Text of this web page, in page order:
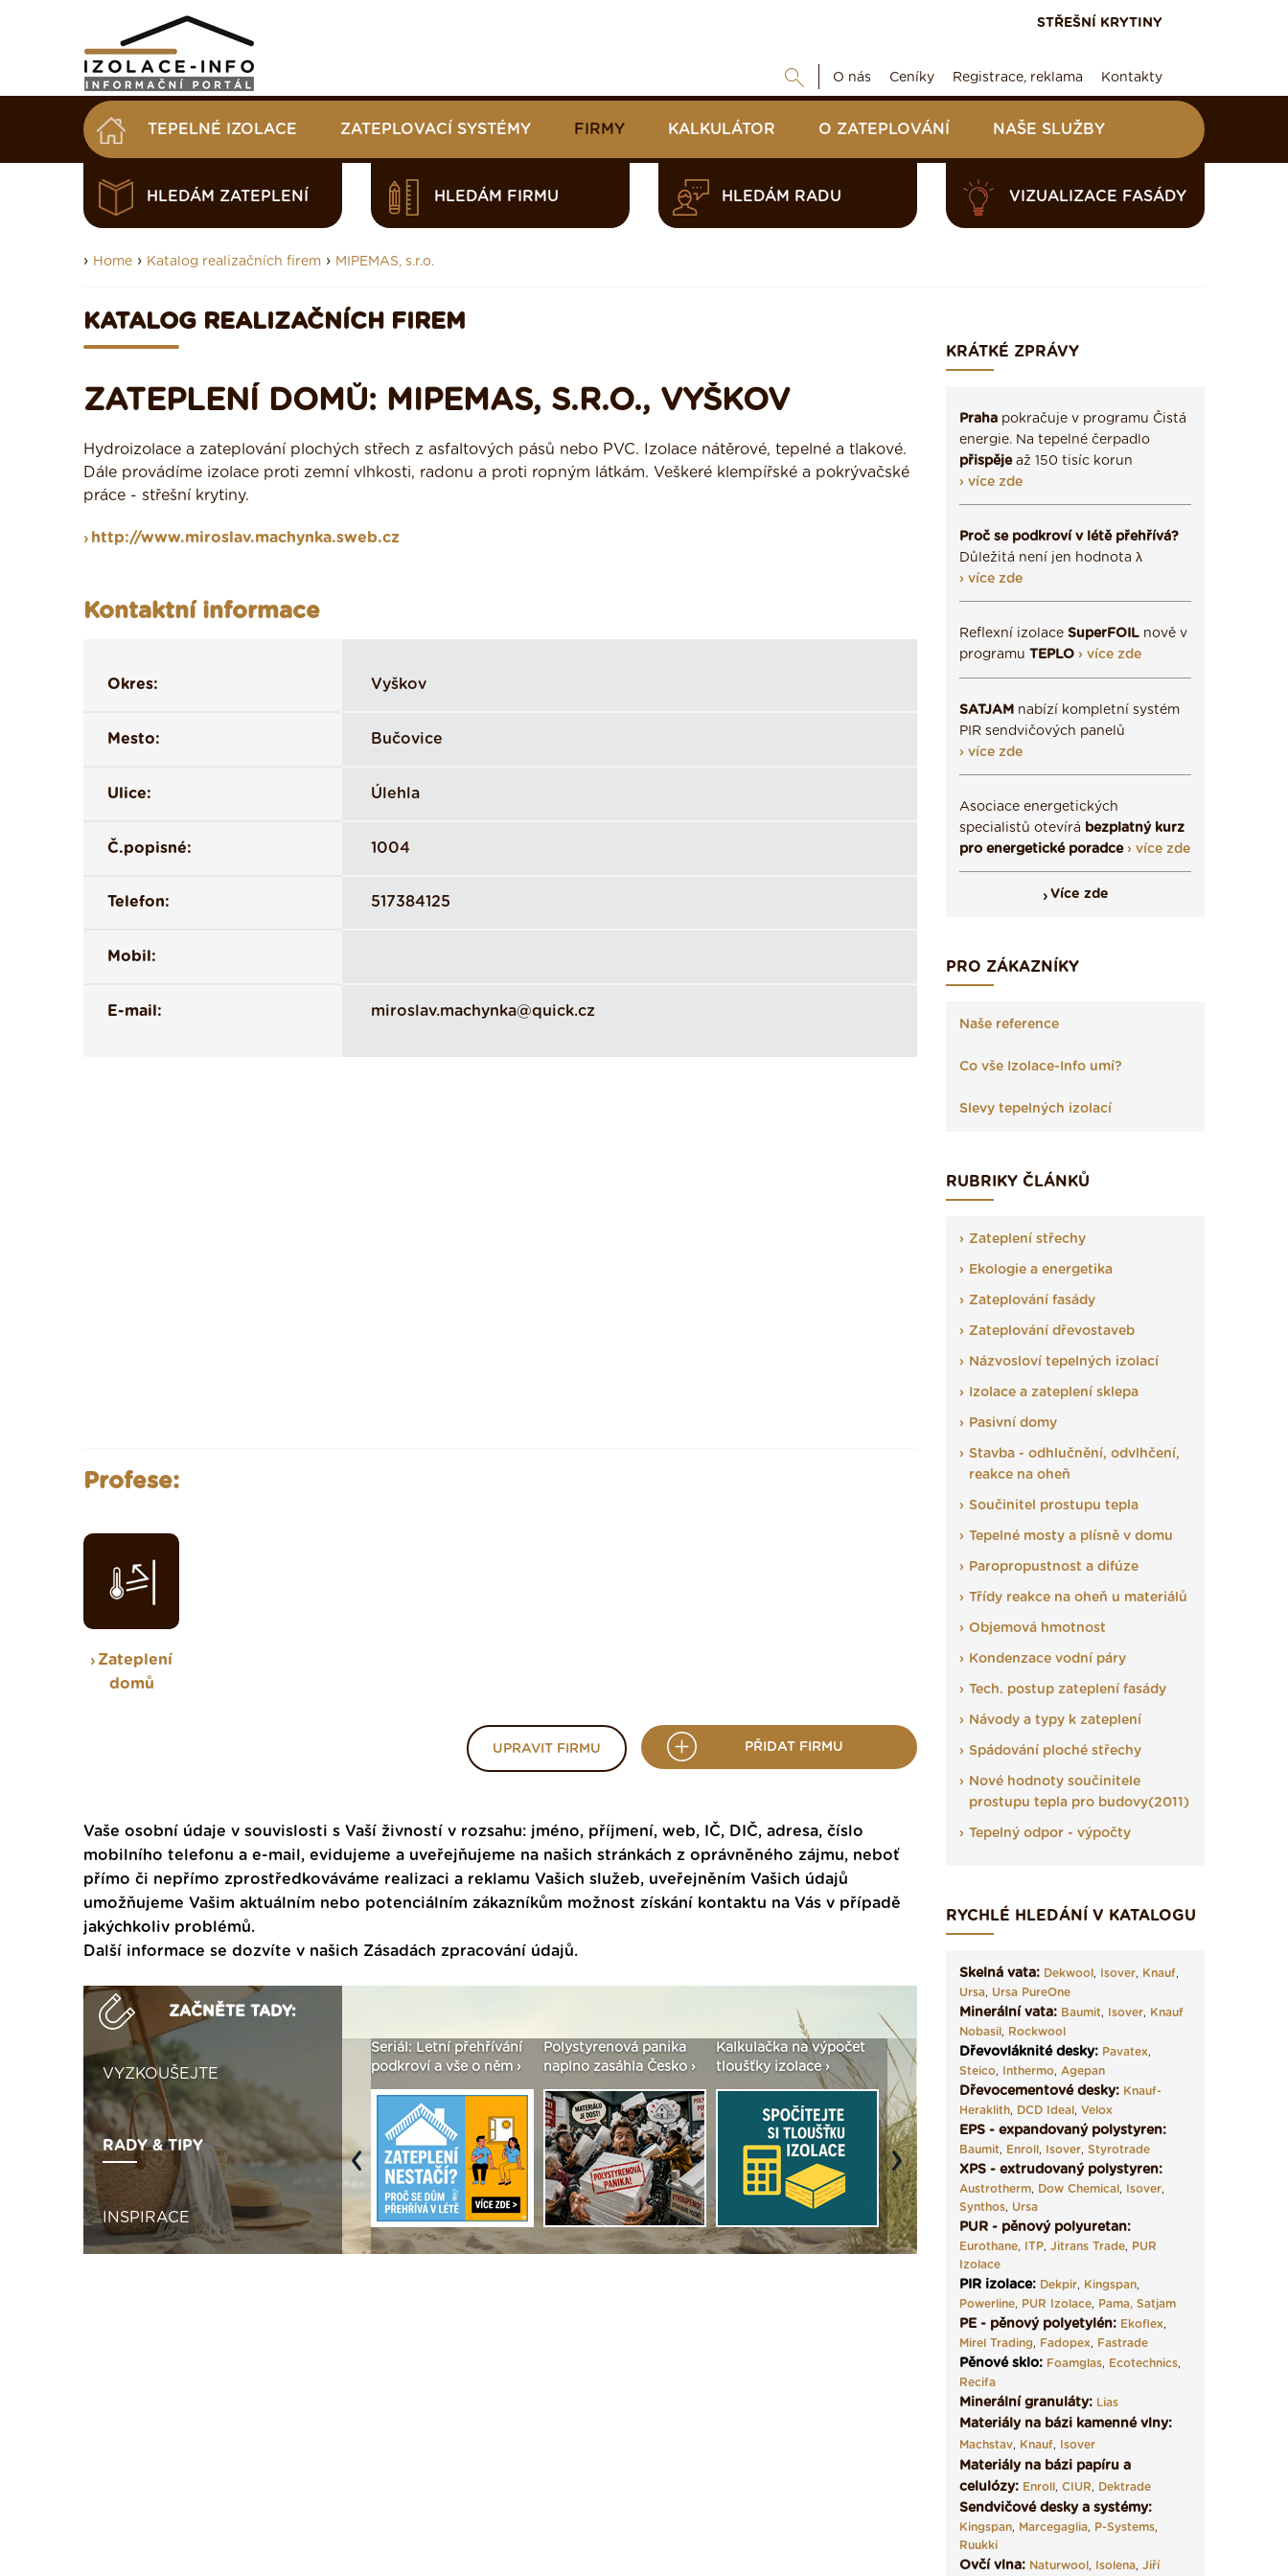
STŘEŠNÍ KRYTINY
O nás Ceníky Registrace, reklama Kontakty
TEPELNÉ IZOLACE ZATEPLOVACÍ SYSTÉMY FIRMY KALKULÁTOR O ZATEPLOVÁNÍ NAŠE SLUŽBY
HLEDÁM ZATEPLENÍ HLEDÁM FIRMU HLEDÁM RADU VIZUALIZACE FASÁDY
› Home › Katalog realizačních firem › MIPEMAS, s.r.o.
KATALOG REALIZAČNÍCH FIREM
ZATEPLENÍ DOMŮ: MIPEMAS, S.R.O., VYŠKOV
Hydroizolace a zateplování plochých střech z asfaltových pásů nebo PVC. Izolace nátěrové, tepelné a tlakové.
Dále provádíme izolace proti zemní vlhkosti, radonu a proti ropným látkám. Veškeré klempířské a pokrývačské
práce - střešní krytiny.
http://www.miroslav.machynka.sweb.cz
Kontaktní informace
Okres: Vyškov
Mesto: Bučovice
Ulice: Úlehla
Č.popisné: 1004
Telefon: 517384125
Mobil:
E-mail: miroslav.machynka@quick.cz
Profese:
Zateplení
domů
UPRAVIT FIRMU PŘIDAT FIRMU
Vaše osobní údaje v souvislosti s Vaší živností v rozsahu: jméno, příjmení, web, IČ, DIČ, adresa, číslo
mobilního telefonu a e-mail, evidujeme a uveřejňujeme na našich stránkách z oprávněného zájmu, neboť
přímo či nepřímo zprostředkováváme realizaci a reklamu Vašich služeb, uveřejněním Vašich údajů
umožňujeme Vašim aktuálním nebo potenciálním zákazníkům možnost získání kontaktu na Vás v případě
jakýchkoliv problémů.
Další informace se dozvíte v našich Zásadách zpracování údajů.
ZAČNĚTE TADY:
VYZKOUŠEJTE
RADY & TIPY
INSPIRACE
Vytvořte si vizualizaci
seženeme! ›
Seriál: Letní přehřívání
podkroví a vše o něm ›
Polystyrenová panika
naplno zasáhla Česko ›
Kalkulačka na výpočet
tloušťky izolace ›
Seriál: Fasády ETICS a
vše podstatné v kostce ›
Vyberte si izolaci a pak
ji tady klidně poptejte ›
Previous Next
KRÁTKÉ ZPRÁVY
Praha pokračuje v programu Čistá
energie. Na tepelné čerpadlo
přispějeaž 150 tisíc korun
› více zde
Proč se podkroví v létě přehřívá?
Důležitá není jen hodnota λ
› více zde
Reflexní izolace SuperFOIL nově v
programu TEPLO › více zde
SATJAM nabízí kompletní systém
PIR sendvičových panelů
› více zde
Asociace energetických
specialistů otevírá bezplatný kurz
pro energetické poradce › více zde
Více zde
PRO ZÁKAZNÍKY
Naše reference
Co vše Izolace-Info umí?
Slevy tepelných izolací
RUBRIKY ČLÁNKŮ
Zateplení střechy
Ekologie a energetika
Zateplování fasády
Zateplování dřevostaveb
Názvosloví tepelných izolací
Izolace a zateplení sklepa
Pasivní domy
Stavba - odhlučnění, odvlhčení,
reakce na oheň
Součinitel prostupu tepla
Tepelné mosty a plísně v domu
Paropropustnost a difúze
Třídy reakce na oheň u materiálů
Objemová hmotnost
Kondenzace vodní páry
Tech. postup zateplení fasády
Návody a typy k zateplení
Spádování ploché střechy
Nové hodnoty součinitele
prostupu tepla pro budovy(2011)
Tepelný odpor - výpočty
RYCHLÉ HLEDÁNÍ V KATALOGU
Skelná vata: Dekwool, Isover, Knauf,
Ursa, Ursa PureOne
Minerální vata: Baumit, Isover, Knauf
Nobasil, Rockwool
Dřevovláknité desky: Pavatex,
Steico, Inthermo, Agepan
Dřevocementové desky: Knauf-
Heraklith, DCD Ideal, Velox
EPS - expandovaný polystyren:
Baumit, Enroll, Isover, Styrotrade
XPS - extrudovaný polystyren:
Austrotherm, Dow Chemical, Isover,
Synthos, Ursa
PUR - pěnový polyuretan:
Eurothane, ITP, Jitrans Trade, PUR
Izolace
PIR izolace: Dekpir, Kingspan,
Powerline, PUR Izolace, Pama, Satjam
PE - pěnový polyetylén: Ekoflex,
Mirel Trading, Fadopex, Fastrade
Pěnové sklo: Foamglas, Ecotechnics,
Recifa
Minerální granuláty: Lias
Materiály na bázi kamenné vlny:
Machstav, Knauf, Isover
Materiály na bázi papíru a
celulózy: Enroll, CIUR, Dektrade
Sendvičové desky a systémy:
Kingspan, Marcegaglia, P-Systems,
Ruukki
Ovčí vlna: Naturwool, Isolena, Jiří